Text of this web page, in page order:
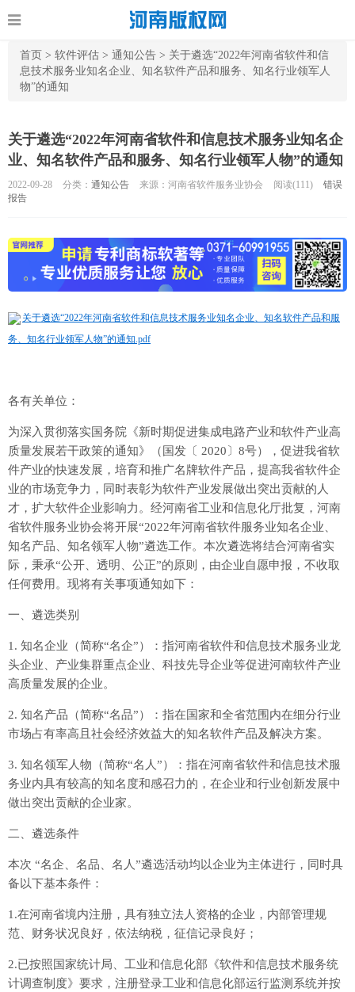
首页 > 软件评估 > 通知公告 > 关于遴选“2022年河南省软件和信
息技术服务业知名企业、知名软件产品和服务、知名行业领军人
物”的通知
关于遴选“2022年河南省软件和信息技术服务业知名企
业、知名软件产品和服务、知名行业领军人物”的通知
2022-09-28 分类： 通知公告 来源：河南省软件服务业协会 阅读(111)
错误
报告
关于遴选“2022年河南省软件和信息技术服务业知名企业、知名软件产品和服
务、知名行业领军人物”的通知.pdf
各有关单位：
为深入贯彻落实国务院《新时期促进集成电路产业和软件产业高
质量发展若干政策的通知》（国发〔 2020〕8号），促进我省软
件产业的快速发展，培育和推广名牌软件产品，提高我省软件企
业的市场竞争力，同时表彰为软件产业发展做出突出贡献的人
才，扩大软件企业影响力。经河南省工业和信息化厅批复，河南
省软件服务业协会将开展“2022年河南省软件服务业知名企业、
知名产品、知名领军人物”遴选工作。本次遴选将结合河南省实
际，秉承“公开、透明、公正”的原则，由企业自愿申报，不收取
任何费用。现将有关事项通知如下：
一、遴选类别
1. 知名企业（简称“名企”）：指河南省软件和信息技术服务业龙
头企业、产业集群重点企业、科技先导企业等促进河南软件产业
高质量发展的企业。
2. 知名产品（简称“名品”）：指在国家和全省范围内在细分行业
市场占有率高且社会经济效益大的知名软件产品及解决方案。
3. 知名领军人物（简称“名人”）：指在河南省软件和信息技术服
务业内具有较高的知名度和感召力的，在企业和行业创新发展中
做出突出贡献的企业家。
二、遴选条件
本次 “名企、名品、名人”遴选活动均以企业为主体进行，同时具
备以下基本条件：
1.在河南省境内注册，具有独立法人资格的企业，内部管理规
范、财务状况良好，依法纳税，征信记录良好；
2.已按照国家统计局、工业和信息化部《软件和信息技术服务统
计调查制度》要求，注册登录工业和信息化部运行监测系统并按